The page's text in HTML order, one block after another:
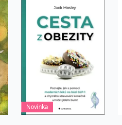
Novinka
je v Microsoftu široce používán jako
různými doménami společnosti
název souboru cookie, ale pokud je
nastavuje společnost Doubleclick a
před návštěvou uvedeného webu.
první strany společnosti Microsoft MSN,